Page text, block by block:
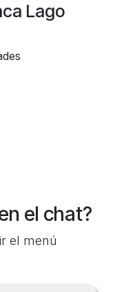
Lago
el chat?
el menú